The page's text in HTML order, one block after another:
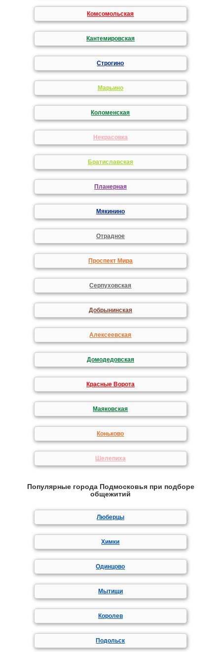
Комсомольская
Кантемировская
Строгино
Марьино
Коломенская
Некрасовка
Братиславская
Планерная
Мякинино
Отрадное
Проспект Мира
Серпуховская
Добрынинская
Алексеевская
Домодедовская
Красные Ворота
Маяковская
Коньково
Шелепиха
Популярные города Подмосковья при подборе
общежитий
Люберцы
Химки
Одинцово
Мытищи
Королев
Подольск